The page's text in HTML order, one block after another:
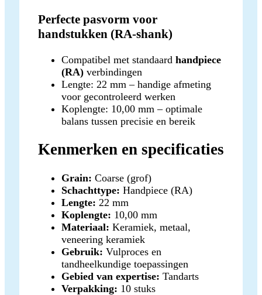
Perfecte pasvorm voor
handstukken (RA-shank)
Compatibel met standaard handpiece
(RA) verbindingen
Lengte: 22 mm – handige afmeting
voor gecontroleerd werken
Koplengte: 10,00 mm – optimale
balans tussen precisie en bereik
Kenmerken en specificaties
Grain: Coarse (grof)
Schachttype: Handpiece (RA)
Lengte: 22 mm
Koplengte: 10,00 mm
Materiaal: Keramiek, metaal,
veneering keramiek
Gebruik: Vulproces en
tandheelkundige toepassingen
Gebied van expertise: Tandarts
Verpakking: 10 stuks